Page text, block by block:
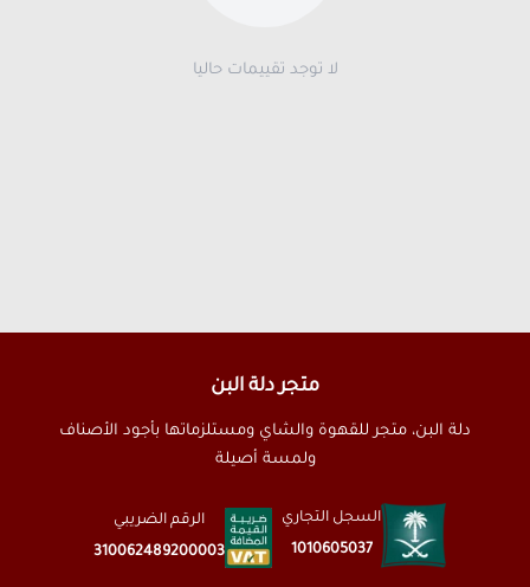
لا توجد تقييمات حاليا
متجر دلة البن
دلة البن، متجر للقهوة والشاي ومستلزماتها بأجود الأصناف
ولمسة أصيلة
السجل التجاري
1010605037
الرقم الضريبي
310062489200003